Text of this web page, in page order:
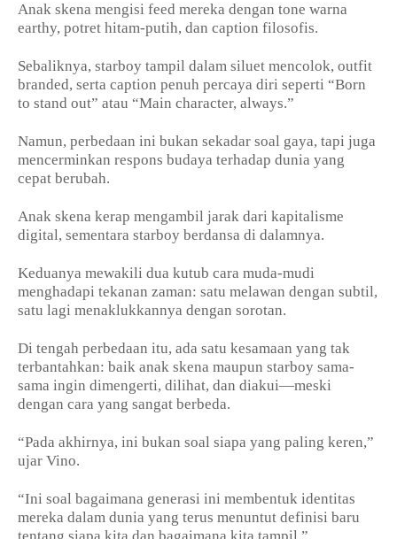
Anak skena mengisi feed mereka dengan tone warna
earthy, potret hitam-putih, dan caption filosofis.
Sebaliknya, starboy tampil dalam siluet mencolok, outfit
branded, serta caption penuh percaya diri seperti “Born
to stand out” atau “Main character, always.”
Namun, perbedaan ini bukan sekadar soal gaya, tapi juga
mencerminkan respons budaya terhadap dunia yang
cepat berubah.
Anak skena kerap mengambil jarak dari kapitalisme
digital, sementara starboy berdansa di dalamnya.
Keduanya mewakili dua kutub cara muda-mudi
menghadapi tekanan zaman: satu melawan dengan subtil,
satu lagi menaklukkannya dengan sorotan.
Di tengah perbedaan itu, ada satu kesamaan yang tak
terbantahkan: baik anak skena maupun starboy sama-
sama ingin dimengerti, dilihat, dan diakui—meski
dengan cara yang sangat berbeda.
“Pada akhirnya, ini bukan soal siapa yang paling keren,”
ujar Vino.
“Ini soal bagaimana generasi ini membentuk identitas
mereka dalam dunia yang terus menuntut definisi baru